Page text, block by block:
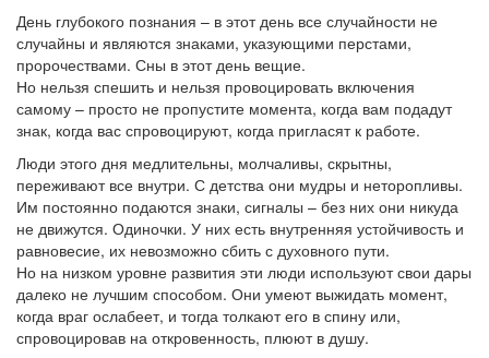
День глубокого познания – в этот день все случайности не
случайны и являются знаками, указующими перстами,
пророчествами. Сны в этот день вещие.
Но нельзя спешить и нельзя провоцировать включения
самому – просто не пропустите момента, когда вам подадут
знак, когда вас спровоцируют, когда пригласят к работе.
Люди этого дня медлительны, молчаливы, скрытны,
переживают все внутри. С детства они мудры и неторопливы.
Им постоянно подаются знаки, сигналы – без них они никуда
не движутся. Одиночки. У них есть внутренняя устойчивость и
равновесие, их невозможно сбить с духовного пути.
Но на низком уровне развития эти люди используют свои дары
далеко не лучшим способом. Они умеют выжидать момент,
когда враг ослабеет, и тогда толкают его в спину или,
спровоцировав на откровенность, плюют в душу.